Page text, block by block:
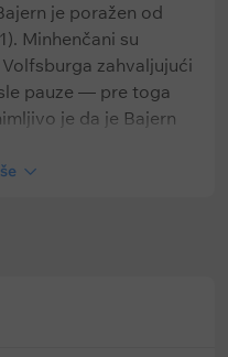
je poražen od
Minhenčani su
zahvaljujući
pauze — pre toga
je da je Bajern